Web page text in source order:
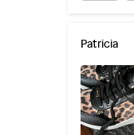
Patricia